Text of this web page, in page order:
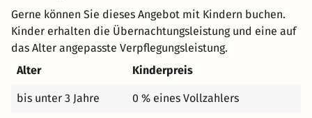
Gerne können Sie dieses Angebot mit Kindern buchen.
Kinder erhalten die Übernachtungsleistung und eine auf
das Alter angepasste Verpflegungsleistung.
Alter
Kinderpreis
bis unter 3 Jahre 0 % eines Vollzahlers